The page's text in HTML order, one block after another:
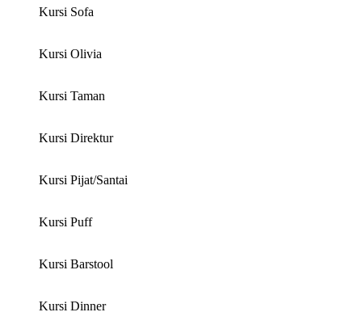
Kursi Sofa
Kursi Olivia
Kursi Taman
Kursi Direktur
Kursi Pijat/Santai
Kursi Puff
Kursi Barstool
Kursi Dinner